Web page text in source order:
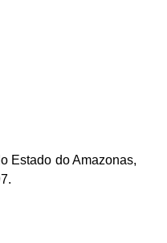
Estado do Amazonas,